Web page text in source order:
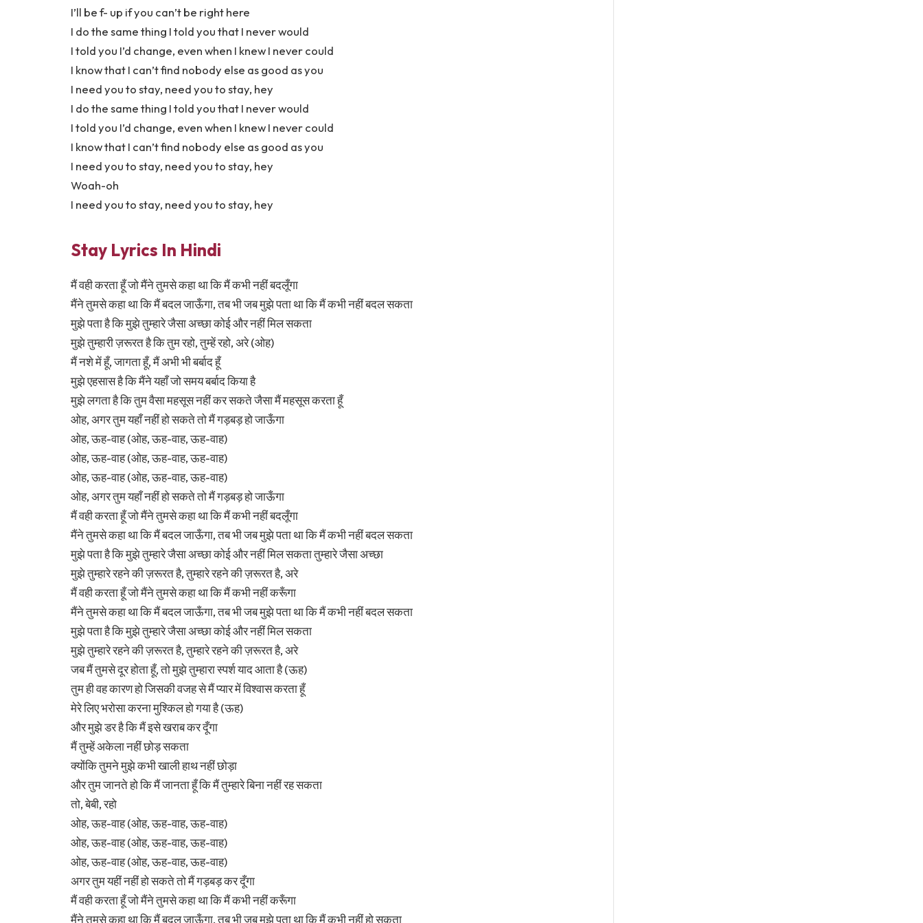
I’ll be f- up if you can’t be right here
I do the same thing I told you that I never would
I told you I’d change, even when I knew I never could
I know that I can’t find nobody else as good as you
I need you to stay, need you to stay, hey
I do the same thing I told you that I never would
I told you I’d change, even when I knew I never could
I know that I can’t find nobody else as good as you
I need you to stay, need you to stay, hey
Woah-oh
I need you to stay, need you to stay, hey
Stay Lyrics In Hindi
मैं वही करता हूँ जो मैंने तुमसे कहा था कि मैं कभी नहीं बदलूँगा
मैंने तुमसे कहा था कि मैं बदल जाऊँगा, तब भी जब मुझे पता था कि मैं कभी नहीं बदल सकता
मुझे पता है कि मुझे तुम्हारे जैसा अच्छा कोई और नहीं मिल सकता
मुझे तुम्हारी ज़रूरत है कि तुम रहो, तुम्हें रहो, अरे (ओह)
मैं नशे में हूँ, जागता हूँ, मैं अभी भी बर्बाद हूँ
मुझे एहसास है कि मैंने यहाँ जो समय बर्बाद किया है
मुझे लगता है कि तुम वैसा महसूस नहीं कर सकते जैसा मैं महसूस करता हूँ
ओह, अगर तुम यहाँ नहीं हो सकते तो मैं गड़बड़ हो जाऊँगा
ओह, ऊह-वाह (ओह, ऊह-वाह, ऊह-वाह)
ओह, ऊह-वाह (ओह, ऊह-वाह, ऊह-वाह)
ओह, ऊह-वाह (ओह, ऊह-वाह, ऊह-वाह)
ओह, अगर तुम यहाँ नहीं हो सकते तो मैं गड़बड़ हो जाऊँगा
मैं वही करता हूँ जो मैंने तुमसे कहा था कि मैं कभी नहीं बदलूँगा
मैंने तुमसे कहा था कि मैं बदल जाऊँगा, तब भी जब मुझे पता था कि मैं कभी नहीं बदल सकता
मुझे पता है कि मुझे तुम्हारे जैसा अच्छा कोई और नहीं मिल सकता तुम्हारे जैसा अच्छा
मुझे तुम्हारे रहने की ज़रूरत है, तुम्हारे रहने की ज़रूरत है, अरे
मैं वही करता हूँ जो मैंने तुमसे कहा था कि मैं कभी नहीं करूँगा
मैंने तुमसे कहा था कि मैं बदल जाऊँगा, तब भी जब मुझे पता था कि मैं कभी नहीं बदल सकता
मुझे पता है कि मुझे तुम्हारे जैसा अच्छा कोई और नहीं मिल सकता
मुझे तुम्हारे रहने की ज़रूरत है, तुम्हारे रहने की ज़रूरत है, अरे
जब मैं तुमसे दूर होता हूँ, तो मुझे तुम्हारा स्पर्श याद आता है (ऊह)
तुम ही वह कारण हो जिसकी वजह से मैं प्यार में विश्वास करता हूँ
मेरे लिए भरोसा करना मुश्किल हो गया है (ऊह)
और मुझे डर है कि मैं इसे खराब कर दूँगा
मैं तुम्हें अकेला नहीं छोड़ सकता
क्योंकि तुमने मुझे कभी खाली हाथ नहीं छोड़ा
और तुम जानते हो कि मैं जानता हूँ कि मैं तुम्हारे बिना नहीं रह सकता
तो, बेबी, रहो
ओह, ऊह-वाह (ओह, ऊह-वाह, ऊह-वाह)
ओह, ऊह-वाह (ओह, ऊह-वाह, ऊह-वाह)
ओह, ऊह-वाह (ओह, ऊह-वाह, ऊह-वाह)
अगर तुम यहीं नहीं हो सकते तो मैं गड़बड़ कर दूँगा
मैं वही करता हूँ जो मैंने तुमसे कहा था कि मैं कभी नहीं करूँगा
मैंने तुमसे कहा था कि मैं बदल जाऊँगा, तब भी जब मुझे पता था कि मैं कभी नहीं हो सकता